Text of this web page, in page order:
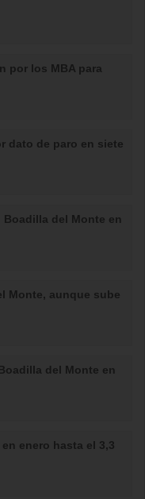
por los MBA para
dato de paro en siete
del Monte en
Monte, aunque sube
del Monte en
enero hasta el 3,3